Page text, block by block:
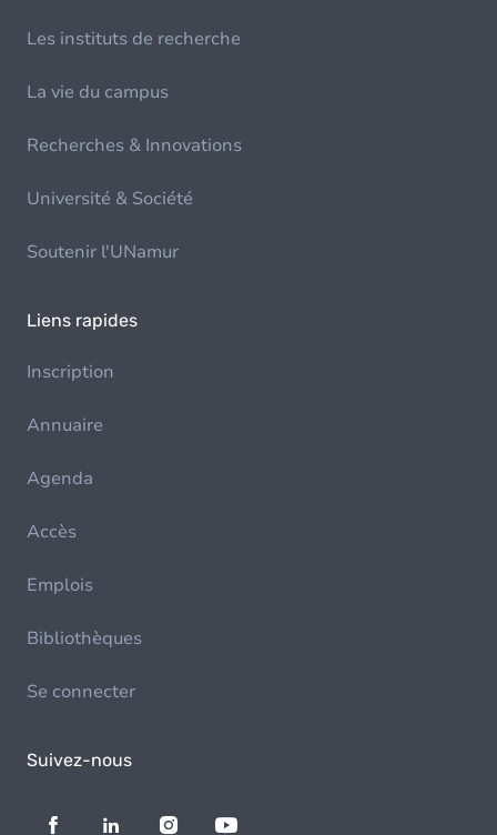
Les instituts de recherche
La vie du campus
Recherches & Innovations
Université & Société
Soutenir l'UNamur
Liens rapides
Inscription
Annuaire
Agenda
Accès
Emplois
Bibliothèques
Se connecter
Suivez-nous